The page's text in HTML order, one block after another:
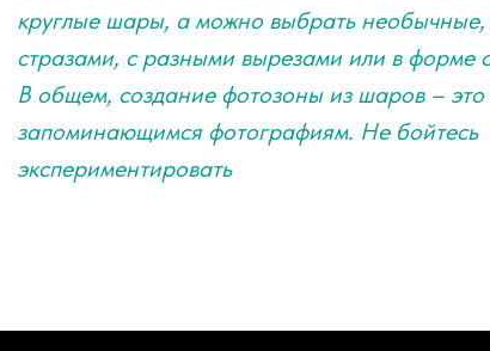
круглые шары, а можно выбрать
стразами, с разными вырезами или в форме
В общем, создание фотозоны из шаров – это
запоминающимся фотографиям. Не бойтесь
экспериментировать